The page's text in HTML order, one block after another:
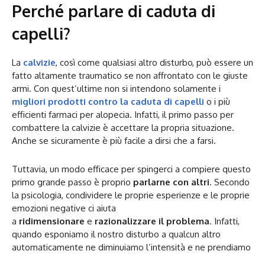
Perché parlare di caduta di
capelli?
La calvizie, così come qualsiasi altro disturbo, può essere un
fatto altamente traumatico se non affrontato con le giuste
armi. Con quest’ultime non si intendono solamente i
migliori prodotti contro la caduta di capelli o i più
efficienti farmaci per alopecia. Infatti, il primo passo per
combattere la calvizie è accettare la propria situazione.
Anche se sicuramente è più facile a dirsi che a farsi.
Tuttavia, un modo efficace per spingerci a compiere questo
primo grande passo è proprio parlarne con altri. Secondo
la psicologia, condividere le proprie esperienze e le proprie
emozioni negative ci aiuta
a ridimensionare e razionalizzare il problema. Infatti,
quando esponiamo il nostro disturbo a qualcun altro
automaticamente ne diminuiamo l’intensità e ne prendiamo